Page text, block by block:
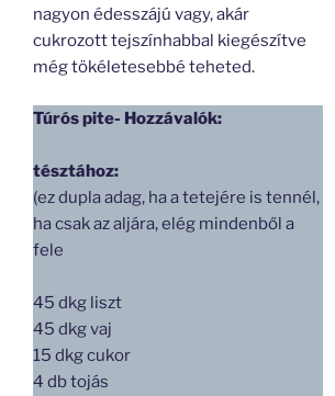
nagyon édesszájú vagy, akár
cukrozott tejszínhabbal kiegészítve
még tökéletesebbé teheted.
Túrós pite- Hozzávalók:
tésztához:
(ez dupla adag, ha a tetejére is tennél,
ha csak az aljára, elég mindenből a
fele
45 dkg liszt
45 dkg vaj
15 dkg cukor
4 db tojás